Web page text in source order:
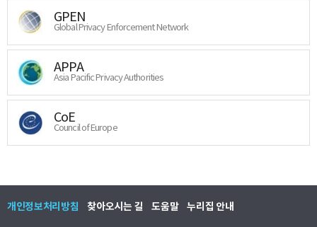
GPEN
Global Privacy Enforcement Network
APPA
Asia Pacific Privacy Authorities
CoE
Council of Europe
개인정보처리방침 찾아오시는 길 도움말 누리집 안내